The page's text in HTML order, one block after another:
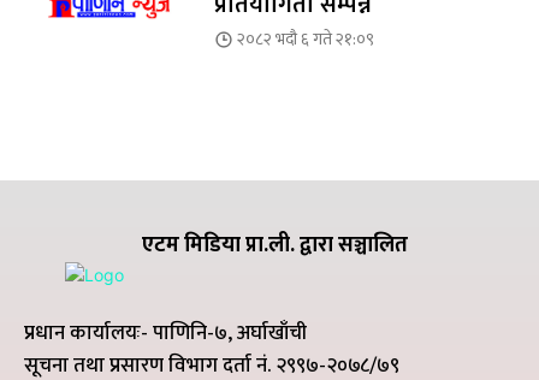
२०८२ भदौ ६ गते २१:०९
एटम मिडिया प्रा.ली. द्वारा सञ्चालित
प्रधान कार्यालयः- पाणिनि-७, अर्घाखाँची
सूचना तथा प्रसारण विभाग दर्ता नं. २९९७-२०७८/७९